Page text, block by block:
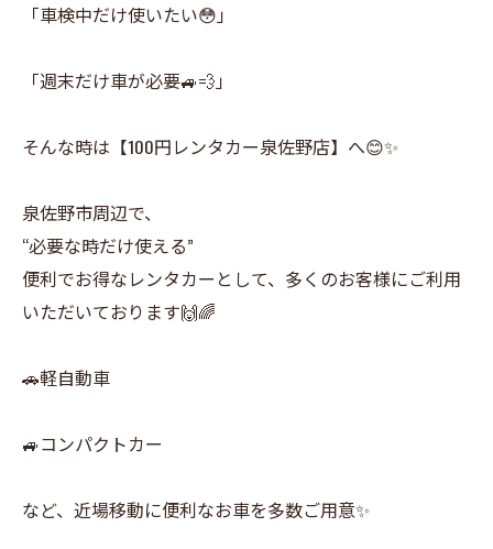
「車検中だけ使いたい😳」
「週末だけ車が必要🚙💨」
そんな時は【100円レンタカー泉佐野店】へ😊✨
泉佐野市周辺で、
“必要な時だけ使える”
便利でお得なレンタカーとして、多くのお客様にご利用
いただいております🙌🌈
🚗軽自動車
🚙コンパクトカー
など、近場移動に便利なお車を多数ご用意✨